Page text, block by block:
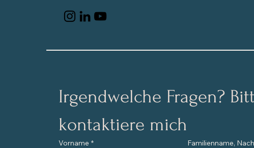
Irgendwelche Fragen?
kontaktiere mich
Vorname * Familienname,